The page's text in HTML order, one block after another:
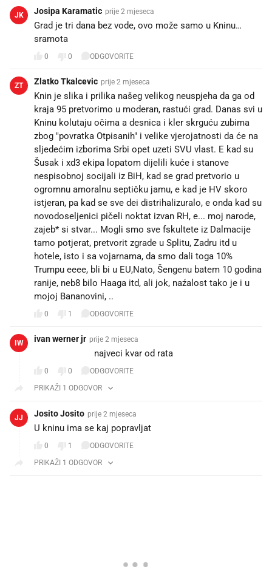
JK Josipa Karamatic prije 2 mjeseca
Grad je tri dana bez vode, ovo može samo u Kninu…
sramota
0 0 ODGOVORITE
ZT Zlatko Tkalcevic prije 2 mjeseca
Knin je slika i prilika našeg velikog neuspjeha da ga od
kraja 95 pretvorimo u moderan, rastući grad. Danas svi u
Kninu kolutaju očima a desnica i kler skrguću zubima
zbog "povratka Otpisanih" i velike vjerojatnosti da će na
sljedećim izborima Srbi opet uzeti SVU vlast. E kad su
Šusak i xd3 ekipa lopatom dijelili kuće i stanove
nespisobnoj socijali iz BiH, kad se grad pretvorio u
ogromnu amoralnu septičku jamu, e kad je HV skoro
istjeran, pa kad se sve dei distrihalizuralo, e onda kad su
novodoseljenici pičeli noktat izvan RH, e... moj narode,
zajeb* si stvar... Mogli smo sve fskultete iz Dalmacije
tamo potjerat, pretvorit zgrade u Splitu, Zadru itd u
hotele, isto i sa vojarnama, da smo dali toga 10%
Trumpu eeee, bli bi u EU,Nato, Šengenu batem 10 godina
ranije, neb8 bilo Haaga itd, ali jok, naźalost tako je i u
mojoj Bananovini, ..
0 1 ODGOVORITE
IW ivan werner jr prije 2 mjeseca
🤣🤣🤣🤣🤣 najveci kvar od rata 🤣🤣🤣🤣
0 0
ODGOVORITE
PRIKAŽI 1 ODGOVOR
JJ Josito Josito prije 2 mjeseca
U kninu ima se kaj popravljat
0 1
ODGOVORITE
PRIKAŽI 1 ODGOVOR